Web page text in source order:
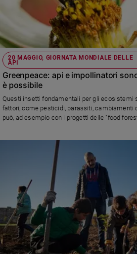
Sport
Papa
Papa
Chiesa
Chiesa
Fede
spiritualità
fede
Parola
del
giorno
Santo
del
20 MAGGIO, GIORNATA MONDIALE DELLE
API
Greenpeace: api e impollinatori
è possibile
Questi insetti fondamentali per gli ecosistemi
fattori, come pesticidi, parassiti, cambiamenti
può, ad esempio con i progetti delle "food